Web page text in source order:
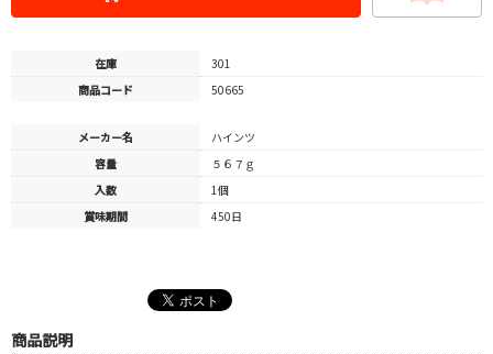
在庫
301
商品コード
50665
メーカー名
ハインツ
容量
５６７ｇ
入数
1個
賞味期間
450日
商品説明